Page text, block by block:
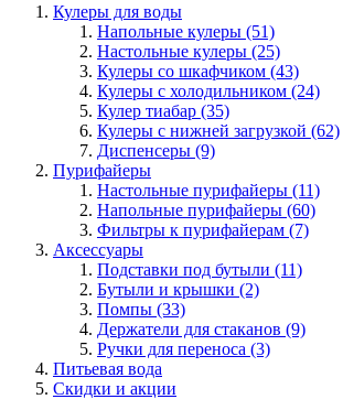
Кулеры для воды
Напольные кулеры (51)
Настольные кулеры (25)
Кулеры со шкафчиком (43)
Кулеры с холодильником (24)
Кулер тиабар (35)
Кулеры с нижней загрузкой (62)
Диспенсеры (9)
Пурифайеры
Настольные пурифайеры (11)
Напольные пурифайеры (60)
Фильтры к пурифайерам (7)
Аксессуары
Подставки под бутыли (11)
Бутыли и крышки (2)
Помпы (33)
Держатели для стаканов (9)
Ручки для переноса (3)
Питьевая вода
Скидки и акции